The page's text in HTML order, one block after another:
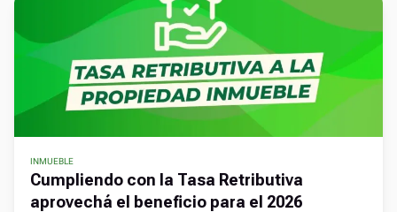
INMUEBLE
Cumpliendo con la Tasa Retributiva
aprovechá el beneficio para el 2026